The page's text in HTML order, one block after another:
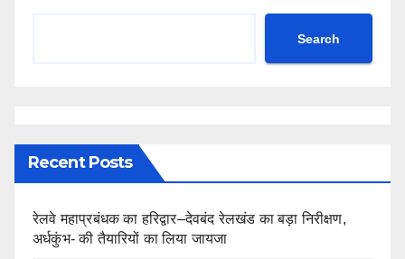
Search
Recent Posts
रेलवे महाप्रबंधक का हरिद्वार–देवबंद रेलखंड का बड़ा निरीक्षण,
अर्धकुंभ- की तैयारियों का लिया जायजा